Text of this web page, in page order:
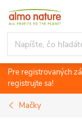
Prejsť
obsah
Pre registrovaných
registrujte sa!
Mačky